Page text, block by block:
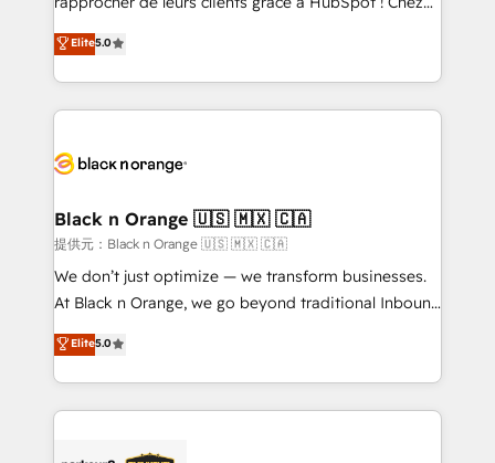
impact of your digital transformation, including a
detailed financial rationale with a focus on ROI and
embark on a transformational journey that sets your
business up for long-term success. Unlock your
business. If not now, when?
DIGITALISIM, nous avons l'intime conviction que la
réussite des entreprises passe par l’innovation web,
le marketing digital, et la relation client ! C'est
pourquoi, nos experts sont à la fois capables de
référencement, votre stratégie digitale et le pilotage
projet HubSpot avec DIGITALISIM : 🧽 Nettoyage,
migration et intégration des bases de données. 🚀
Développement des interfaces avec vos logiciels
métiers ⚙️ Configuration de la plateforme HubSpot
Book Process & Guidelines utilisateurs 🎓
Formations des utilisateurs
Elite5.0
Black n Orange 🇺🇸 🇲🇽 🇨🇦
提供元：Black n Orange 🇺🇸 🇲🇽 🇨🇦
We don’t just optimize — we transform businesses.
At Black n Orange, we go beyond traditional Inbound
Marketing with our exclusive methodologies:
BOOMS and BOOST. Together, they form a powerful
combination that has driven success for over 800
businesses worldwide. As Elite HubSpot Partners, we
Elite5.0